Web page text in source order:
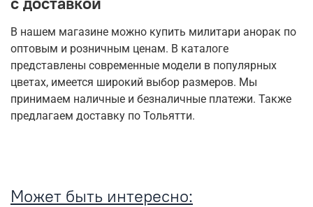
В нашем магазине можно купить милитари анорак по
оптовым и розничным ценам. В каталоге
представлены современные модели в популярных
цветах, имеется широкий выбор размеров. Мы
принимаем наличные и безналичные платежи. Также
предлагаем доставку по Тольятти.
Может быть интересно: